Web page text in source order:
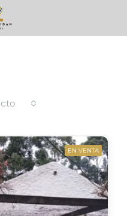
EN VENTA